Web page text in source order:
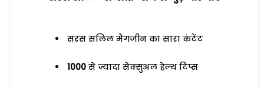
सरस सलिल मैगजीन का सारा कंटेंट
1000 से ज्यादा सेक्सुअल हेल्थ टिप्स